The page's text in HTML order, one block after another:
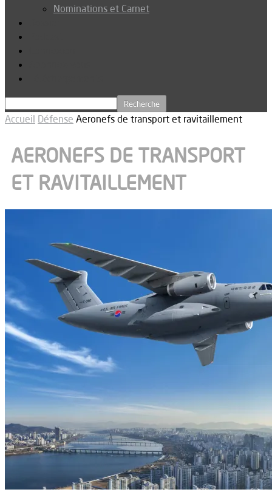
Nominations et Carnet
Accueil Défense Aeronefs de transport et ravitaillement
AERONEFS DE TRANSPORT
ET RAVITAILLEMENT